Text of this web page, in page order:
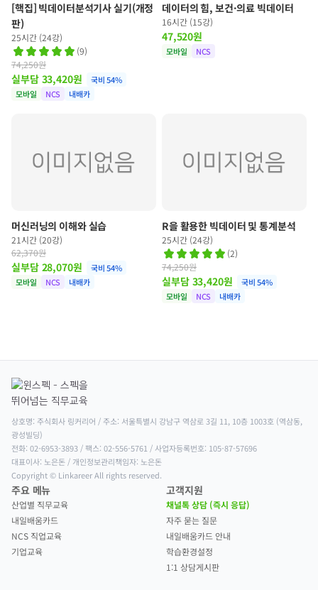
[핵집] 빅데이터분석기사 실기(개정
판)
25시간 (24강)
(9)
74,250원
실부담 33,420원 국비54%
모바일
NCS 내배카
데이터의 힘, 보건·의료 빅데이터
16시간 (15강)
47,520원
모바일 NCS
머신러닝의 이해와 실습
21시간 (20강)
62,370원
실부담 28,070원 국비54%
모바일
NCS 내배카
R을 활용한 빅데이터 및 통계분석
25시간 (24강)
(2)
74,250원
실부담 33,420원 국비54%
모바일
NCS 내배카
상호명: 주식회사 링커리어 / 주소: 서울특별시 강남구 역삼로 3길 11, 10층 1003호 (역삼동,
광성빌딩)
전화: 02-6953-3893 / 팩스: 02-556-5761 / 사업자등록번호: 105-87-57696
대표이사: 노은돈 / 개인정보관리책임자: 노은돈
Copyright © Linkareer All rights reserved.
주요 메뉴
산업별 직무교육
내일배움카드
NCS 직업교육
기업교육
고객지원
채널톡 상담 (즉시 응답)
자주 묻는 질문
내일배움카드 안내
학습환경설정
1:1 상담게시판